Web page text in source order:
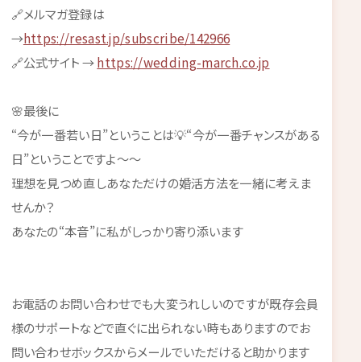
🔗メルマガ登録は
→https://resast.jp/subscribe/142966
🔗公式サイト →https://wedding-march.co.jp
🌸最後に
“今が一番若い日”ということは💡“今が一番チャンスがある
日”ということですよ～～
理想を見つめ直しあなただけの婚活方法を一緒に考えま
せんか？
あなたの“本音”に私がしっかり寄り添います
お電話のお問い合わせでも大変うれしいのですが既存会員
様のサポートなどで直ぐに出られない時もありますのでお
問い合わせボックスからメールでいただけると助かります